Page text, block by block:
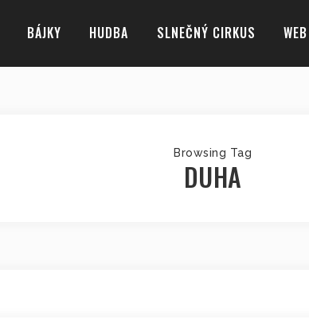
BÁJKY HUDBA SLNEČNÝ CIRKUS WEB
Browsing Tag
DUHA